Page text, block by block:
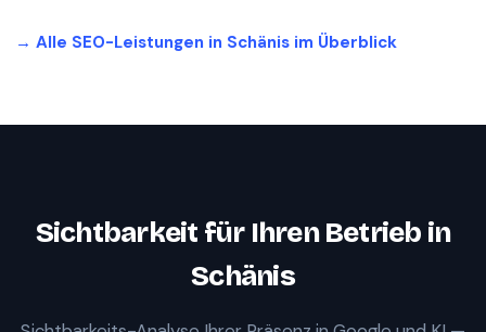
→ Alle SEO-Leistungen in Schänis im Überblick
Sichtbarkeit für Ihren Betrieb in
Schänis